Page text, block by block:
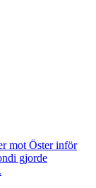
mot Öster inför
gjorde